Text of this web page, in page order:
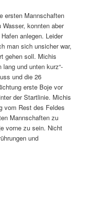
ersten Mannschaften
konnten aber
anlegen. Leider
man sich unsicher war,
gehen soll. Michis
und unten kurz“-
und die 26
erste Boje vor
der Startlinie. Michis
vom Rest des Feldes
Mannschaften zu
vorne zu sein. Nicht
und